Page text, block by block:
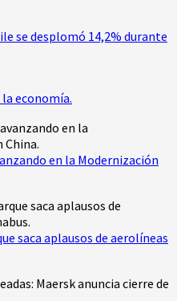
se desplomó 14,2% durante
economía.
en la Modernización
saca aplausos de aerolíneas